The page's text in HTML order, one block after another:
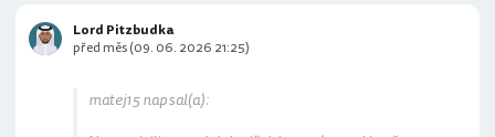
matej15 napsal(a):
Lord Pitzbudka
před měs (09. 06. 2026 21:25)